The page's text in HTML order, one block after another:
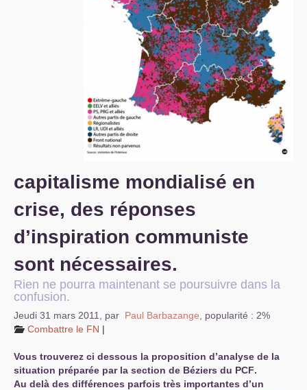
capitalisme mondialisé en
crise, des réponses
d’inspiration communiste
sont nécessaires.
Rien ne pourra maintenant se poursuivre dans la
confusion.
Jeudi 31 mars 2011 par Paul Barbazange
popularité : 2%
Combattre le FN |
Vous trouverez ci dessous la proposition d’analyse de la
situation préparée par la section de Béziers du PCF.
Au delà des différences parfois très importantes d’un